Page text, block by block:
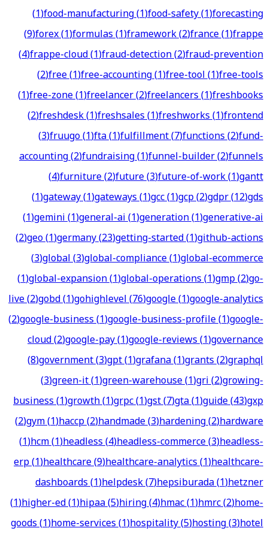
(1)food-manufacturing(1)food-safety(1)forecasting
(9)forex(1)formulas(1)framework(2)france(1)frappe
(4)frappe-cloud(1)fraud-detection(2)fraud-prevention
(2)free(1)free-accounting(1)free-tool(1)free-tools
(1)free-zone(1)freelancer(2)freelancers(1)freshbooks
(2)freshdesk(1)freshsales(1)freshworks(1)frontend
(3)fruugo(1)fta(1)fulfillment(7)functions(2)fund-
accounting(2)fundraising(1)funnel-builder(2)funnels
(4)furniture(2)future(3)future-of-work(1)gantt
(1)gateway(1)gateways(1)gcc(1)gcp(2)gdpr(12)gds
(1)gemini(1)general-ai(1)generation(1)generative-ai
(2)geo(1)germany(23)getting-started(1)github-actions
(3)global(3)global-compliance(1)global-ecommerce
(1)global-expansion(1)global-operations(1)gmp(2)go-
live(2)gobd(1)gohighlevel(76)google(1)google-analytics
(2)google-business(1)google-business-profile(1)google-
cloud(2)google-pay(1)google-reviews(1)governance
(8)government(3)gpt(1)grafana(1)grants(2)graphql
(3)green-it(1)green-warehouse(1)gri(2)growing-
business(1)growth(1)grpc(1)gst(7)gta(1)guide(43)gxp
(2)gym(1)haccp(2)handmade(3)hardening(2)hardware
(1)hcm(1)headless(4)headless-commerce(3)headless-
erp(1)healthcare(9)healthcare-analytics(1)healthcare-
dashboards(1)helpdesk(7)hepsiburada(1)hetzner
(1)higher-ed(1)hipaa(5)hiring(4)hmac(1)hmrc(2)home-
goods(1)home-services(1)hospitality(5)hosting(3)hotel